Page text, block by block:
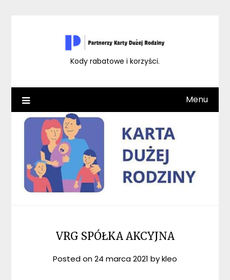
Kody rabatowe i korzyści.
Menu
VRG SPÓŁKA AKCYJNA
Posted on24 marca 2021 bykleo